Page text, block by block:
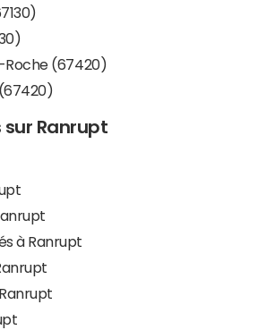
Roche (67420)
sur Ranrupt
à Ranrupt